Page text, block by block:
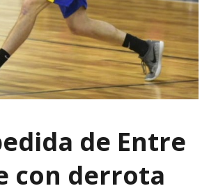
de Entre
con derrota